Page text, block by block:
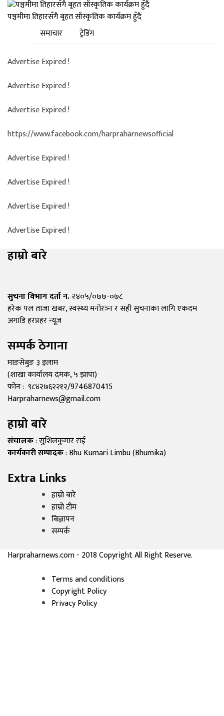
पञ्चमीमा तिहारसँगै बृहत साँस्कृतिक कार्यक्रम हुँदै
समाचार
ट्रेडिंग
Advertise Expired !
Advertise Expired !
Advertise Expired !
https://www.facebook.com/harpraharnewsofficial
Advertise Expired !
Advertise Expired !
Advertise Expired !
Advertise Expired !
हाम्रो बारे
सुचना विभाग दर्ता न.२४०५/०७७-०७८
हरेक पल ताजा खबर, स्वस्थ्य मनोरञ्न र सही सुचनाका लागि एकदम
अगाडि हरप्रहर न्यूज
सम्पर्क ठेगाना
माङसेबुङ ३ इलाम
(शाखा कार्यालय दमक, ५ झापा)
फोन : ९८४२७६२२१२/9746870415
Harpraharnews@gmail.com
हाम्रो बारे
संचालक: सुशिलकुमार राई
कार्यकारी सम्पादक: Bhu Kumari Limbu (Bhumika)
Extra Links
हाम्रो बारे
हाम्रो टीम
बिज्ञापन
सम्पर्क
Harpraharnews.com - 2018 Copyright All Right Reserve.
Terms and conditions
Copyright Policy
Privacy Policy